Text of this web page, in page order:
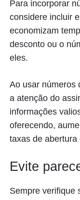
Para incorporar
considere incluir
economizam
desconto ou o
eles.
Ao usar números
a atenção do
informações
oferecendo,
taxas de abertura
Evite
Sempre verifique